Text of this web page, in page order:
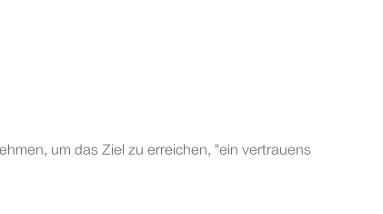
um das Ziel zu erreichen, "ein vertrauens